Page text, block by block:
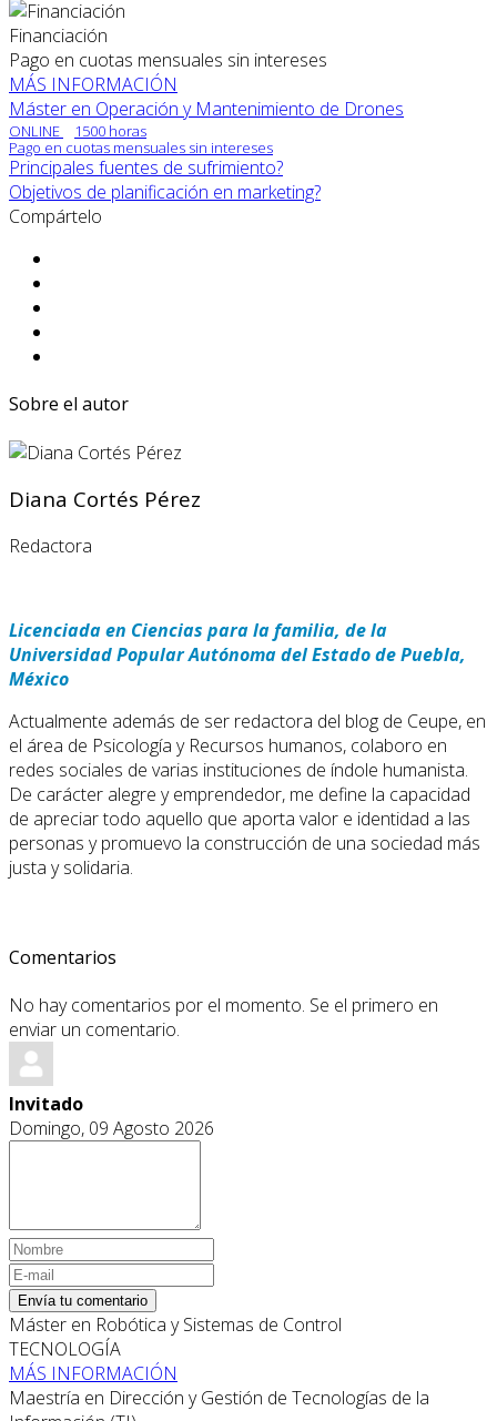
Financiación
Pago en cuotas mensuales sin intereses
MÁS INFORMACIÓN
Máster en Operación y Mantenimiento de Drones
ONLINE
1500 horas
Pago en cuotas mensuales sin intereses
Principales fuentes de sufrimiento?
Objetivos de planificación en marketing?
Compártelo
Sobre el autor
Diana Cortés Pérez
Redactora
Licenciada en Ciencias para la familia, de la
Universidad Popular Autónoma del Estado de Puebla,
México
Actualmente además de ser redactora del blog de Ceupe, en
el área de Psicología y Recursos humanos, colaboro en
redes sociales de varias instituciones de índole humanista.
De carácter alegre y emprendedor, me define la capacidad
de apreciar todo aquello que aporta valor e identidad a las
personas y promuevo la construcción de una sociedad más
justa y solidaria.
Comentarios
No hay comentarios por el momento. Se el primero en
enviar un comentario.
Invitado
Domingo, 09 Agosto 2026
Envía tu comentario
Máster en Robótica y Sistemas de Control
TECNOLOGÍA
MÁS INFORMACIÓN
Maestría en Dirección y Gestión de Tecnologías de la